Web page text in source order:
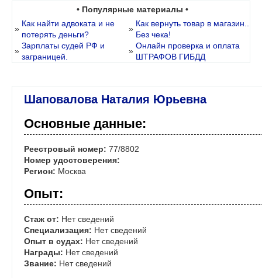
• Популярные материалы •
»
Как найти адвоката и не
потерять деньги?
»
Как вернуть товар в магазин..
Без чека!
»
Зарплаты судей РФ и
заграницей.
»
Онлайн проверка и оплата
ШТРАФОВ ГИБДД
Шаповалова Наталия Юрьевна
Основные данные:
Реестровый номер: 77/8802
Номер удостоверения:
Регион: Москва
Опыт:
Стаж от: Нет сведений
Специализация: Нет сведений
Опыт в судах: Нет сведений
Награды: Нет сведений
Звание: Нет сведений